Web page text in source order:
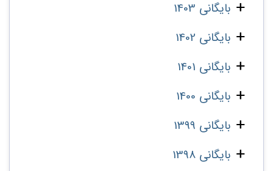
بایگانی 1403
بایگانی 1402
بایگانی 1401
بایگانی 1400
بایگانی 1399
بایگانی 1398